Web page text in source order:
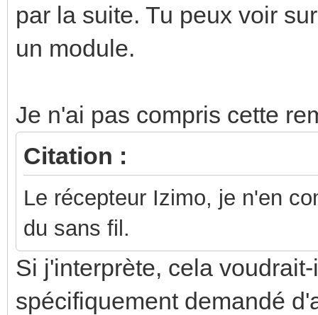
par la suite. Tu peux voir
un module.
Je n'ai pas compris cette
Citation :
Le récepteur Izimo, je n'en
du sans fil.
Si j'interprète, cela
spécifiquement demandé